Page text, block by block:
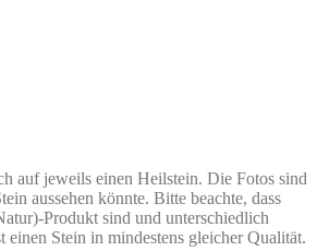
auf jeweils einen Heilstein. Die Fotos sind
aussehen könnte. Bitte beachte, dass
Produkt sind und unterschiedlich
einen Stein in mindestens gleicher Qualität.